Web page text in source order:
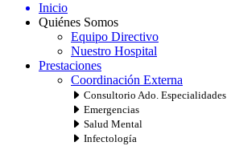
Inicio
Quiénes Somos
Equipo Directivo
Nuestro Hospital
Prestaciones
Coordinación Externa
Consultorio Ado. Especialidades
Emergencias
Salud Mental
Infectología